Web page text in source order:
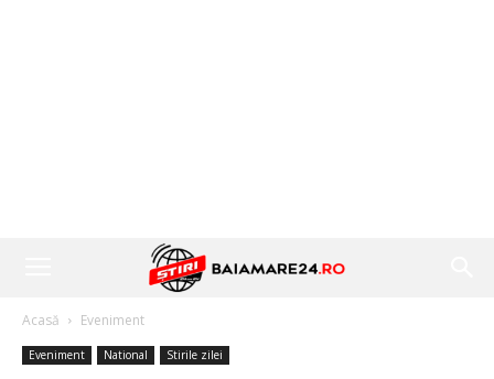
Acasă Eveniment
Eveniment National Stirile zilei